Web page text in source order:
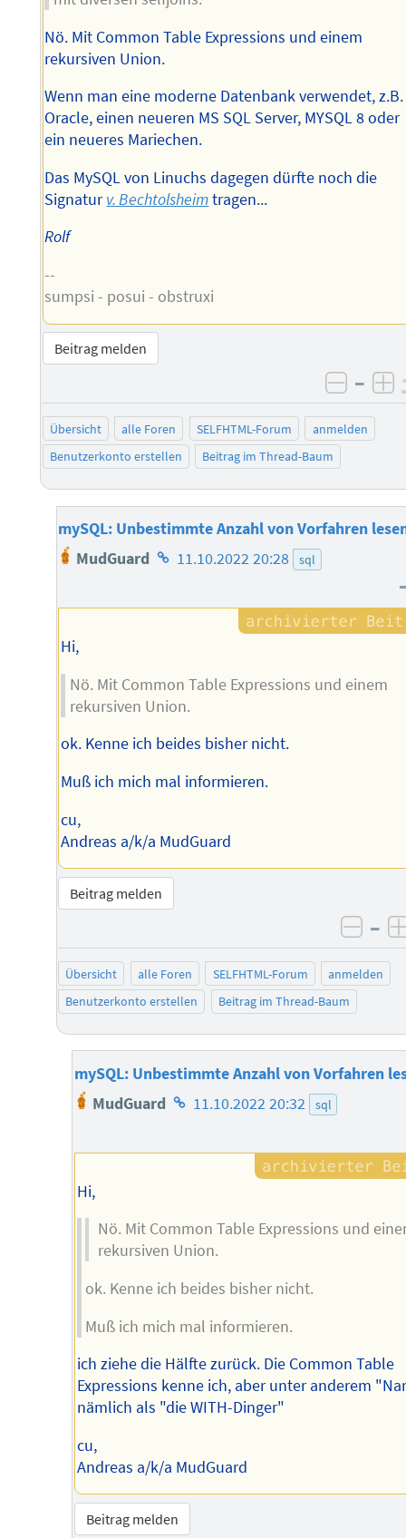
Nö. Mit Common Table Expressions und einem
rekursiven Union.
Wenn man eine moderne Datenbank verwendet, z.B.
Oracle, einen neueren MS SQL Server, MYSQL 8 oder
ein neueres Mariechen.
Das MySQL von Linuchs dagegen dürfte noch die
Signaturv. Bechtolsheimtragen...
Rolf
--
sumpsi - posui - obstruxi
Beitrag melden
–
Übersicht alle Foren SELFHTML-Forum
anmelden
Benutzerkonto erstellen
Beitrag im Thread-Baum
mySQL: Unbestimmte Anzahl von Vorfahren
MudGuard Homepage
Autors
11.10.2022 20:28 sql
Hi,
Nö. Mit Common Table Expressions und einem
rekursiven Union.
ok. Kenne ich beides bisher nicht.
Muß ich mich mal informieren.
cu,
Andreas a/k/a MudGuard
Beitrag melden
–
Übersicht alle Foren SELFHTML-Forum
anmelden
Benutzerkonto erstellen
Beitrag im Thread-Baum
mySQL: Unbestimmte Anzahl von Vorfahren
MudGuard Homepage
Autors
11.10.2022 20:32 sql
Hi,
Nö. Mit Common Table Expressions und
rekursiven Union.
ok. Kenne ich beides bisher nicht.
Muß ich mich mal informieren.
ich ziehe die Hälfte zurück. Die Common Table
Expressions kenne ich, aber unter anderem
nämlich als "die WITH-Dinger"
cu,
Andreas a/k/a MudGuard
Beitrag melden